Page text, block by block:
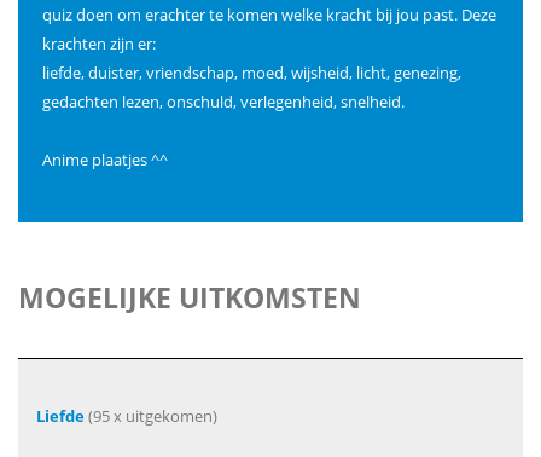
quiz doen om erachter te komen welke kracht bij jou past. Deze
krachten zijn er:
liefde, duister, vriendschap, moed, wijsheid, licht, genezing,
gedachten lezen, onschuld, verlegenheid, snelheid.
Anime plaatjes ^^
MOGELIJKE UITKOMSTEN
Liefde(95 x uitgekomen)